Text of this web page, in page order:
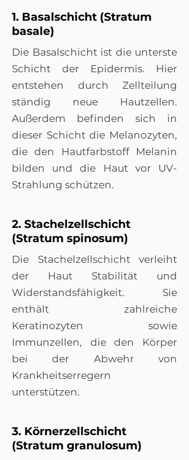
1. Basalschicht (Stratum
basale)
Die Basalschicht ist die unterste
Schicht der Epidermis. Hier
entstehen durch Zellteilung
ständig neue Hautzellen.
Außerdem befinden sich in
dieser Schicht die Melanozyten,
die den Hautfarbstoff Melanin
bilden und die Haut vor UV-
Strahlung schützen.
2. Stachelzellschicht
(Stratum spinosum)
Die Stachelzellschicht verleiht
der Haut Stabilität und
Widerstandsfähigkeit. Sie
enthält zahlreiche
Keratinozyten sowie
Immunzellen, die den Körper
bei der Abwehr von
Krankheitserregern
unterstützen.
3. Körnerzellschicht
(Stratum granulosum)